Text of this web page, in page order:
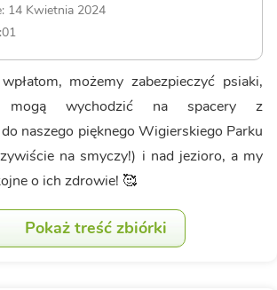
14 Kwietnia 2024
możemy zabezpieczyć psiaki,
mogą wychodzić na spacery z
naszego pięknego Wigierskiego Parku
na smyczy!) i nad jezioro, a my
o ich zdrowie! 🥰
Pokaż treść zbiórki